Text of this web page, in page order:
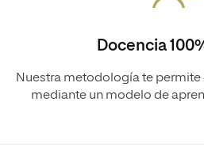
Docencia
Nuestra metodología te
mediante un modelo de